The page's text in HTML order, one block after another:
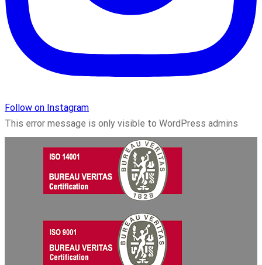
Follow on Instagram
This error message is only visible to WordPress admins